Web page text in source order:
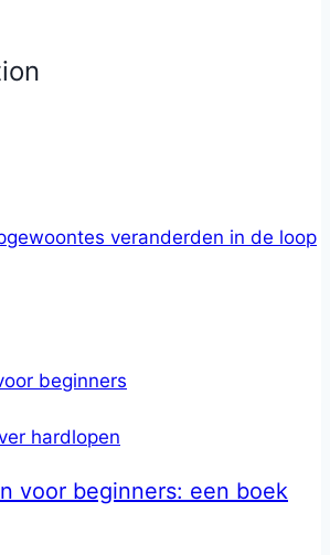
veranderden in de loop
hardlopen
voor beginners: een boek